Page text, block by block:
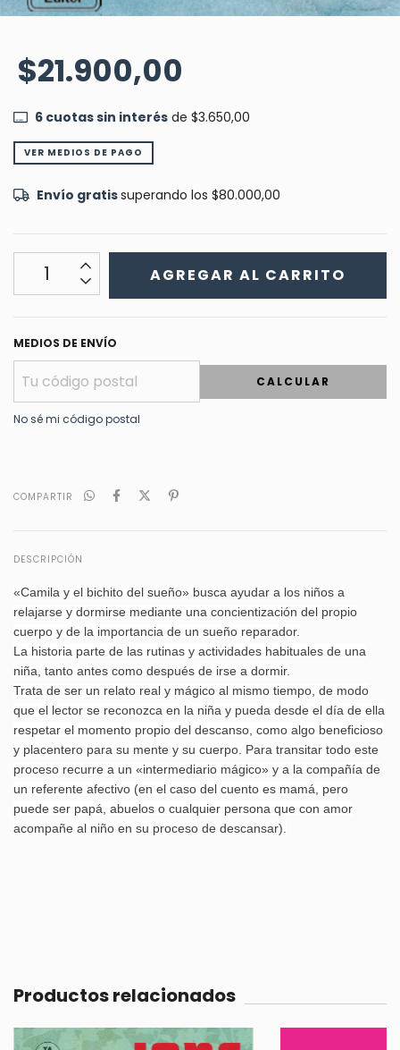
$21.900,00
6cuotas sin interésde $3.650,00
VER MEDIOS DE PAGO
Envío gratissuperando los $80.000,00
MEDIOS DE ENVÍO
CALCULAR
No sé mi código postal
COMPARTIR
DESCRIPCIÓN
«Camila y el bichito del sueño» busca ayudar a los niños a
relajarse y dormirse mediante una concientización del propio
cuerpo y de la importancia de un sueño reparador.
La historia parte de las rutinas y actividades habituales de una
niña, tanto antes como después de irse a dormir.
Trata de ser un relato real y mágico al mismo tiempo, de modo
que el lector se reconozca en la niña y pueda desde el día de ella
respetar el momento propio del descanso, como algo beneficioso
y placentero para su mente y su cuerpo. Para transitar todo este
proceso recurre a un «intermediario mágico» y a la compañía de
un referente afectivo (en el caso del cuento es mamá, pero
puede ser papá, abuelos o cualquier persona que con amor
acompañe al niño en su proceso de descansar).
Productos relacionados